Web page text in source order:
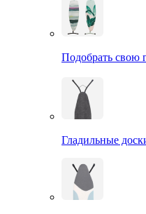
Подобрать свою
Гладильные